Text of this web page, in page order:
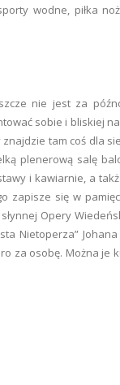
wodne, piłka
nie jest za
sobie i bliskiej
tam coś dla
plenerową salę
i kawiarnie, a
zapisze się w
Opery
Nietoperza”
za osobę. Można je